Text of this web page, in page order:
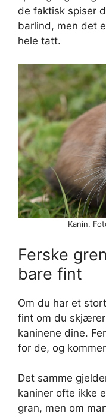
de faktisk spiser
barlind, men det
hele tatt.
Kanin.
Ferske
bare fint
Om du har et
fint om du
kaninene dine.
for de, og
Det samme
kaniner ofte ikke
gran, men om